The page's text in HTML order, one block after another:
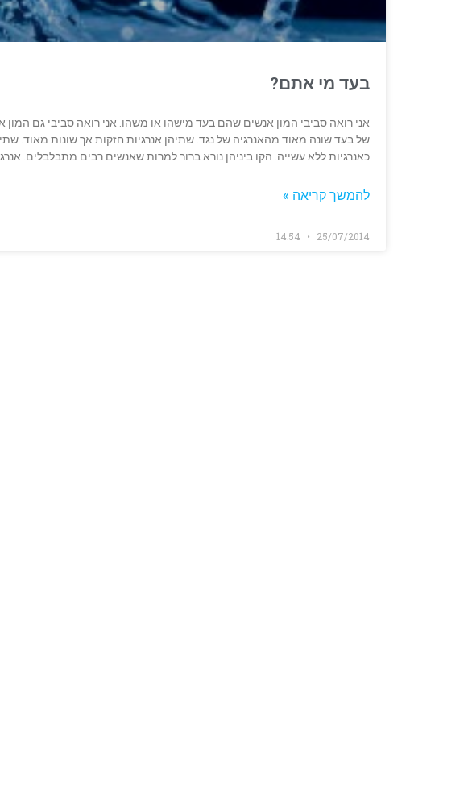
בעד מי אתם?
אני רואה סביבי המון אנשים שהם בעד מישהו או משהו. אני רואה סביבי גם
של בעד שונה מאוד מהאנרגיה של נגד. שתיהן אנרגיות חזקות אך שונות מאוד.
כאנרגיות ללא עשייה. הקו ביניהן נורא ברור למרות שאנשים רבים מתבלבלים.
להמשך קריאה »
25/07/2014